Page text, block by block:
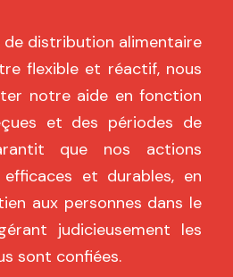
distribution alimentaire
flexible et réactif, nous
notre aide en fonction
et des périodes de
que nos actions
et durables, en
aux personnes dans le
judicieusement les
sont confiées.